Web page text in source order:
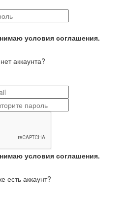
условия соглашения.
аккаунта?
условия соглашения.
есть аккаунт?